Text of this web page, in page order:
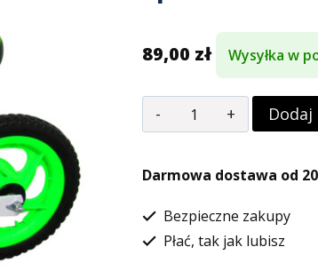
89,00 zł Wysyłka w
Darmowa dostawa od
Bezpieczne zakupy
Płać, tak jak lubisz